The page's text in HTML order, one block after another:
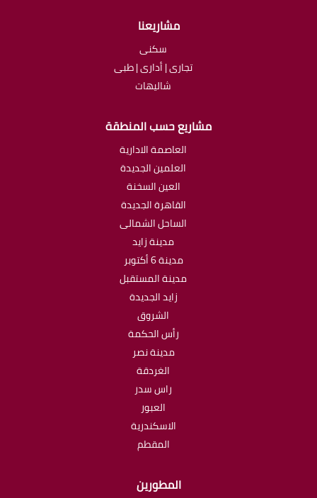
مشاريعنا
سكنى
تجارى | أدارى | طبى
شاليهات
مشاريع حسب المنطقة
العاصمة الادارية
العلمين الجديدة
العين السخنة
القاهرة الجديدة
الساحل الشمالى
مدينة زايد
مدينة 6 أكتوبر
مدينة المستقبل
زايد الجديدة
الشروق
رأس الحكمة
مدينة نصر
الغردقة
راس سدر
العبور
الاسكندرية
المقطم
المطورين